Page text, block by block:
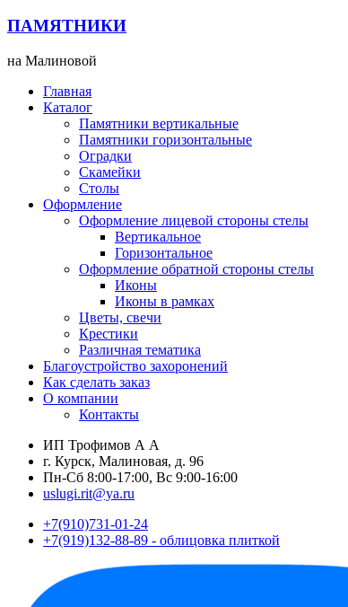
ПАМЯТНИКИ
на Малиновой
Главная
Каталог
Памятники вертикальные
Памятники горизонтальные
Оградки
Скамейки
Столы
Оформление
Оформление лицевой стороны стелы
Вертикальное
Горизонтальное
Оформление обратной стороны стелы
Иконы
Иконы в рамках
Цветы, свечи
Крестики
Различная тематика
Благоустройство захоронений
Как сделать заказ
О компании
Контакты
ИП Трофимов А А
г. Курск, Малиновая, д. 96
Пн-Сб 8:00-17:00, Вс 9:00-16:00
uslugi.rit@ya.ru
+7(910)731-01-24
+7(919)132-88-89 - облицовка плиткой